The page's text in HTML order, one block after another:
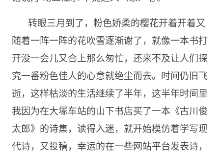
转眼三月到了，粉色娇柔的樱花开着开着又
随着一阵一阵的花吹雪逐渐谢了，就像一本书打
开没一会儿又合上那么匆忙，还来不及让人们探
究一番粉色佳人的心意就绝尘而去。时间仍旧飞
逝，这样枯淡的生活继续了半年，这半年时间里
我因为在大塚车站的山下书店买了一本《古川俊
太郎》的诗集，读得入迷，就开始模仿着学写现
代诗，又投稿，幸运的在一些网站平台发表诗，